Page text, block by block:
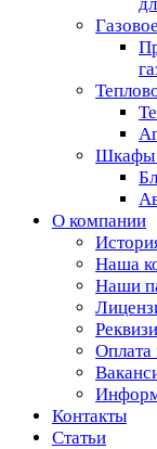
Шкафы
О компании
Наша
Наши
Оплата
Контакты
Статьи